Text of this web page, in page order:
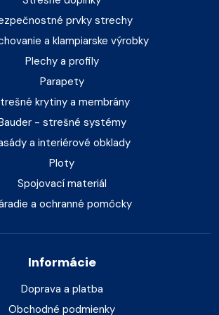
prvky strechy
a klampiarske výrobky
Plechy a profily
Parapety
krytiny a membrány
- strešné systémy
a interiérové obklady
Ploty
Spojovací materiál
a ochranné pomôcky
Informácie
Doprava a platba
Obchodné podmienky